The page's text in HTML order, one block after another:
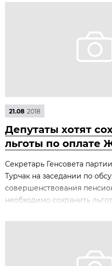
21.08 2018
Депутаты хотят
льготы по оплате
Секретарь Генсовета
Турчак на заседании по
совершенствования
необходимо сохранить